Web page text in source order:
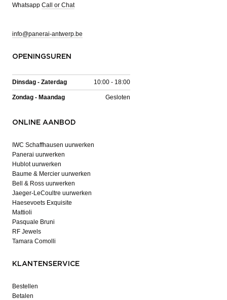
Whatsapp Call or Chat
info@panerai-antwerp.be
OPENINGSUREN
Dinsdag - Zaterdag 10:00 - 18:00
Zondag - Maandag Gesloten
ONLINE AANBOD
IWC Schaffhausen uurwerken
Panerai uurwerken
Hublot uurwerken
Baume & Mercier uurwerken
Bell & Ross uurwerken
Jaeger-LeCoultre uurwerken
Haesevoets Exquisite
Mattioli
Pasquale Bruni
RF Jewels
Tamara Comolli
KLANTENSERVICE
Bestellen
Betalen